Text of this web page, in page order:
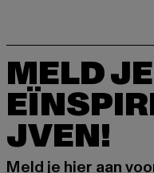
MELD
JVEN!
Meld je hier aan